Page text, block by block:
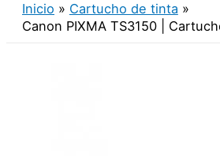
Inicio
Cartucho de tinta
Canon PIXMA TS3150 |